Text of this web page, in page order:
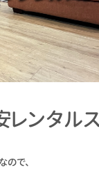
ンタル
で、